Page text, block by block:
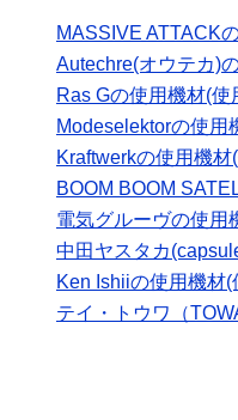
MASSIVE ATTACK
Autechre(オウテカ)
Ras Gの使用機材(使
Modeselektorの使用
Kraftwerkの使用機材
BOOM BOOM
電気グルーヴの使用
中田ヤスタカ
Ken Ishiiの使用機材(
テイ・トウワ（